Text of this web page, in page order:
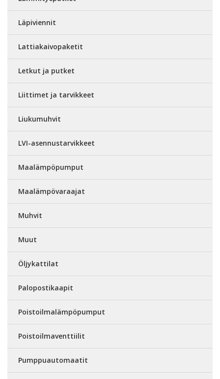
Läpiviennit
Lattiakaivopaketit
Letkut ja putket
Liittimet ja tarvikkeet
Liukumuhvit
LVI-asennustarvikkeet
Maalämpöpumput
Maalämpövaraajat
Muhvit
Muut
Öljykattilat
Palopostikaapit
Poistoilmalämpöpumput
Poistoilmaventtiilit
Pumppuautomaatit